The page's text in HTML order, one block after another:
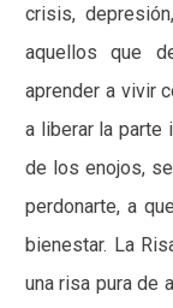
crisis,
aquellos que
aprender a vivir
a liberar la parte
de los enojos,
perdonarte, a
bienestar. La
una risa pura de